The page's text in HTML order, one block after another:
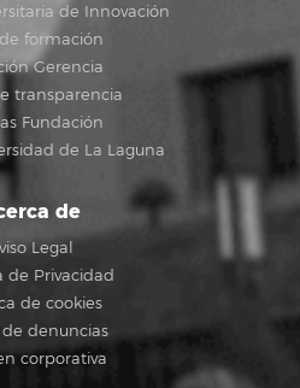
de Innovación
formación
Gerencia
transparencia
Fundación
de La Laguna
de
Legal
de Privacidad
de cookies
denuncias
corporativa